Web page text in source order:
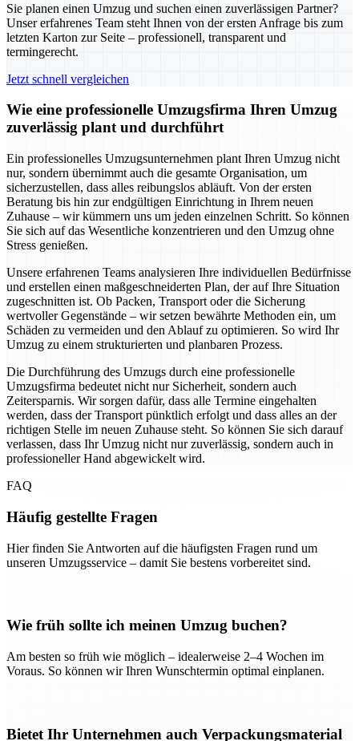
Sie planen einen Umzug und suchen einen zuverlässigen Partner?
Unser erfahrenes Team steht Ihnen von der ersten Anfrage bis zum
letzten Karton zur Seite – professionell, transparent und
termingerecht.
Jetzt schnell vergleichen
Wie eine professionelle Umzugsfirma Ihren Umzug
zuverlässig plant und durchführt
Ein professionelles Umzugsunternehmen plant Ihren Umzug nicht
nur, sondern übernimmt auch die gesamte Organisation, um
sicherzustellen, dass alles reibungslos abläuft. Von der ersten
Beratung bis hin zur endgültigen Einrichtung in Ihrem neuen
Zuhause – wir kümmern uns um jeden einzelnen Schritt. So können
Sie sich auf das Wesentliche konzentrieren und den Umzug ohne
Stress genießen.
Unsere erfahrenen Teams analysieren Ihre individuellen Bedürfnisse
und erstellen einen maßgeschneiderten Plan, der auf Ihre Situation
zugeschnitten ist. Ob Packen, Transport oder die Sicherung
wertvoller Gegenstände – wir setzen bewährte Methoden ein, um
Schäden zu vermeiden und den Ablauf zu optimieren. So wird Ihr
Umzug zu einem strukturierten und planbaren Prozess.
Die Durchführung des Umzugs durch eine professionelle
Umzugsfirma bedeutet nicht nur Sicherheit, sondern auch
Zeitersparnis. Wir sorgen dafür, dass alle Termine eingehalten
werden, dass der Transport pünktlich erfolgt und dass alles an der
richtigen Stelle im neuen Zuhause steht. So können Sie sich darauf
verlassen, dass Ihr Umzug nicht nur zuverlässig, sondern auch in
professioneller Hand abgewickelt wird.
FAQ
Häufig gestellte Fragen
Hier finden Sie Antworten auf die häufigsten Fragen rund um
unseren Umzugsservice – damit Sie bestens vorbereitet sind.
Wie früh sollte ich meinen Umzug buchen?
Am besten so früh wie möglich – idealerweise 2–4 Wochen im
Voraus. So können wir Ihren Wunschtermin optimal einplanen.
Bietet Ihr Unternehmen auch Verpackungsmaterial